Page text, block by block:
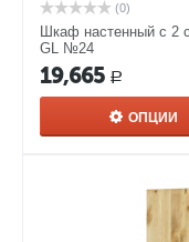
(0)
Шкаф настенный с 2
GL №24
19,665 Р
ОПЦИИ